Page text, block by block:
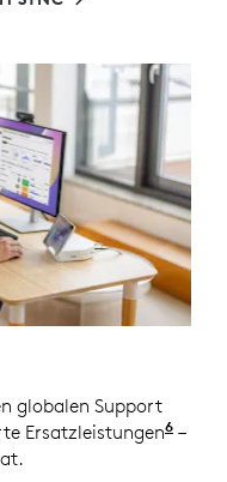
globalen Support
Ersatzleistungen6 –